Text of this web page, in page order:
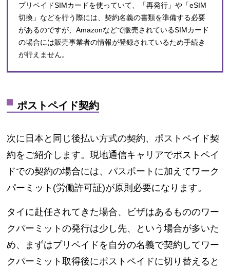
プリペイドSIMカードを使っていて、「再発行」や「eSIM
切換」などを行う際には、契約名義の書類を準備する必要
があるのですが、Amazonなどで販売されているSIMカード
の場合には販売事業者の情報が登録されているため手続き
が行えません。
ポストペイド契約
次に日本と同じ後払い方式の契約、ポストペイド契
約をご紹介します。現地通信キャリアでポストペイ
ドでの契約の場合には、パスポートに加えてワーク
パーミット(労働許可証)が原則必要になります。
タイに赴任されてきた場合、ビザはあるもののワー
クパーミットの発行は少し先、という場合が多いた
め、まずはプリペイドを自分の名義で契約してワー
クパーミット取得後にポストペイドに切り替えると